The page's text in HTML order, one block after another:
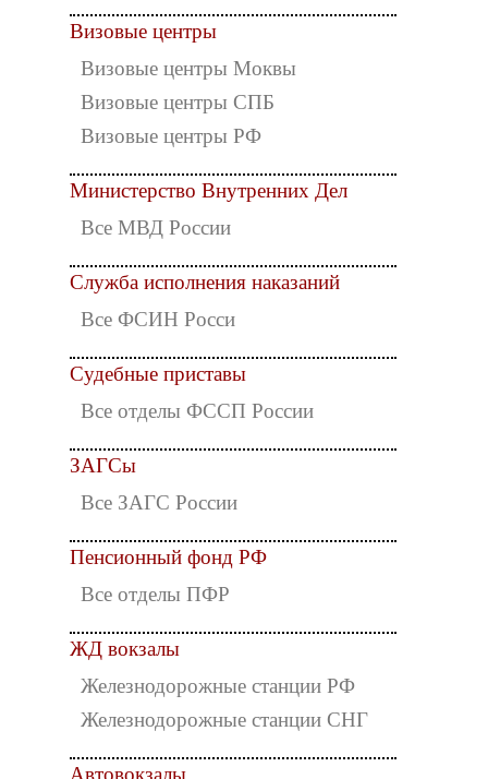
Визовые центры
Визовые центры Моквы
Визовые центры СПБ
Визовые центры РФ
Министерство Внутренних Дел
Все МВД России
Служба исполнения наказаний
Все ФСИН Росси
Судебные приставы
Все отделы ФССП России
ЗАГСы
Все ЗАГС России
Пенсионный фонд РФ
Все отделы ПФР
ЖД вокзалы
Железнодорожные станции РФ
Железнодорожные станции СНГ
Автовокзалы